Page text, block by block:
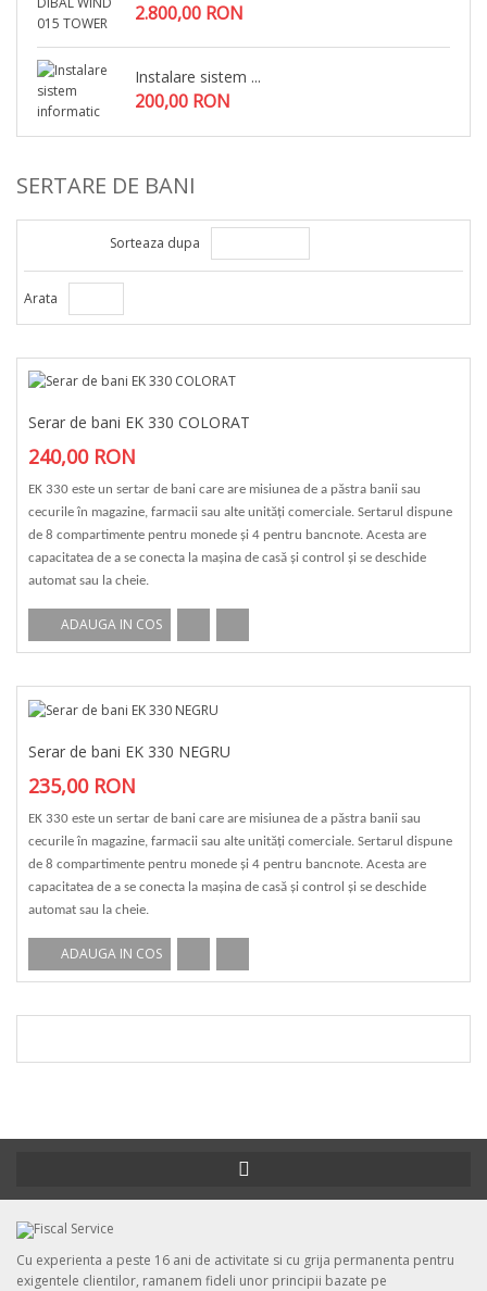
2.800,00 RON
Instalare sistem ...
200,00 RON
SERTARE DE BANI
Sorteaza dupa
Arata
Serar de bani EK 330 COLORAT
240,00 RON
EK 330 este un sertar de bani care are misiunea de a păstra banii sau
cecurile în magazine, farmacii sau alte unități comerciale. Sertarul dispune
de 8 compartimente pentru monede și 4 pentru bancnote. Acesta are
capacitatea de a se conecta la mașina de casă și control și se deschide
automat sau la cheie.
ADAUGA IN COS
Serar de bani EK 330 NEGRU
235,00 RON
EK 330 este un sertar de bani care are misiunea de a păstra banii sau
cecurile în magazine, farmacii sau alte unități comerciale. Sertarul dispune
de 8 compartimente pentru monede și 4 pentru bancnote. Acesta are
capacitatea de a se conecta la mașina de casă și control și se deschide
automat sau la cheie.
ADAUGA IN COS
Cu experienta a peste 16 ani de activitate si cu grija permanenta pentru
exigentele clientilor, ramanem fideli unor principii bazate pe